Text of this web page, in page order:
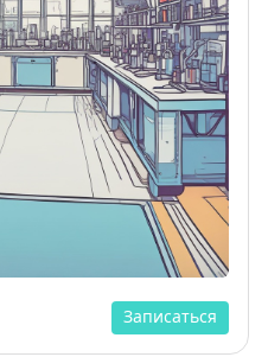
Записаться